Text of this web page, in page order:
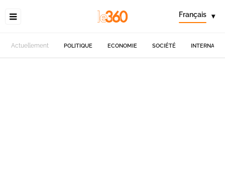
Français ▾
Actuellement POLITIQUE ECONOMIE SOCIÉTÉ